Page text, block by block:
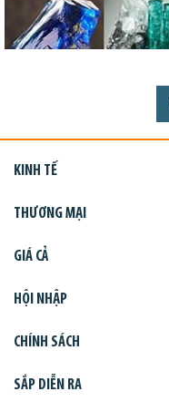
KINH TẾ
THƯƠNG MẠI
GIÁ CẢ
HỘI NHẬP
CHÍNH SÁCH
SẮP DIỄN RA